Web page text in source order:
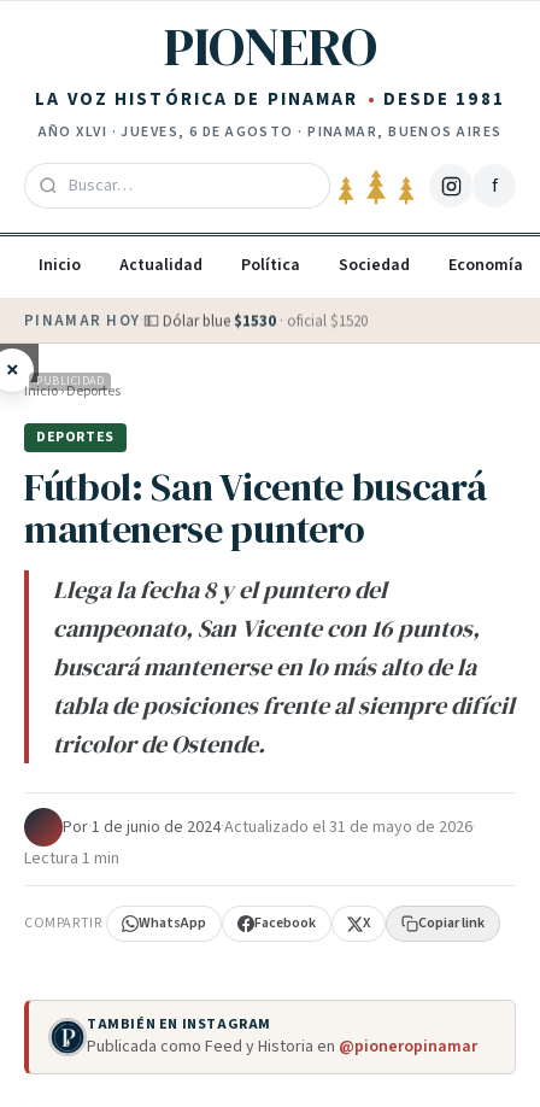
PIONERO
LA VOZ HISTÓRICA DE PINAMAR DESDE 1981
AÑOXLVI ·JUEVES, 6 DE AGOSTO · PINAMAR, BUENOS AIRES
f
Inicio Actualidad Política Sociedad Economía
PINAMAR HOY·💵 Dólar blue $1530 · oficial $1520
× PUBLICIDAD
Inicio›Deportes
DEPORTES
Fútbol: San Vicente buscará
mantenerse puntero
Llega la fecha 8 y el puntero del
campeonato, San Vicente con 16 puntos,
buscará mantenerse en lo más alto de la
tabla de posiciones frente al siempre difícil
tricolor de Ostende.
Por·1 de junio de 2024·Actualizado el31 de mayo de 2026·
Lectura 1 min
COMPARTIR WhatsApp Facebook X Copiar link
TAMBIÉN EN INSTAGRAM
Publicada como Feed y Historia en @pioneropinamar